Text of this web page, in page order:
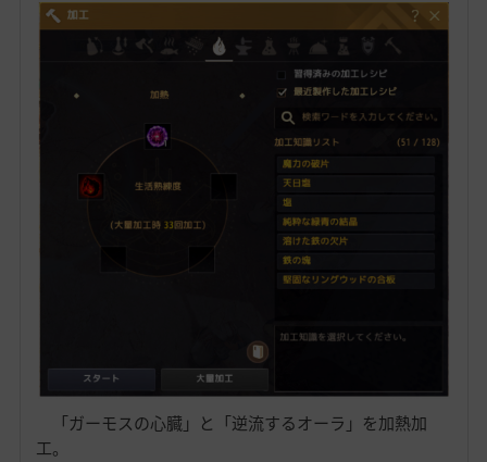
「ガーモスの心臓」と「逆流するオーラ」を加熱加
工。